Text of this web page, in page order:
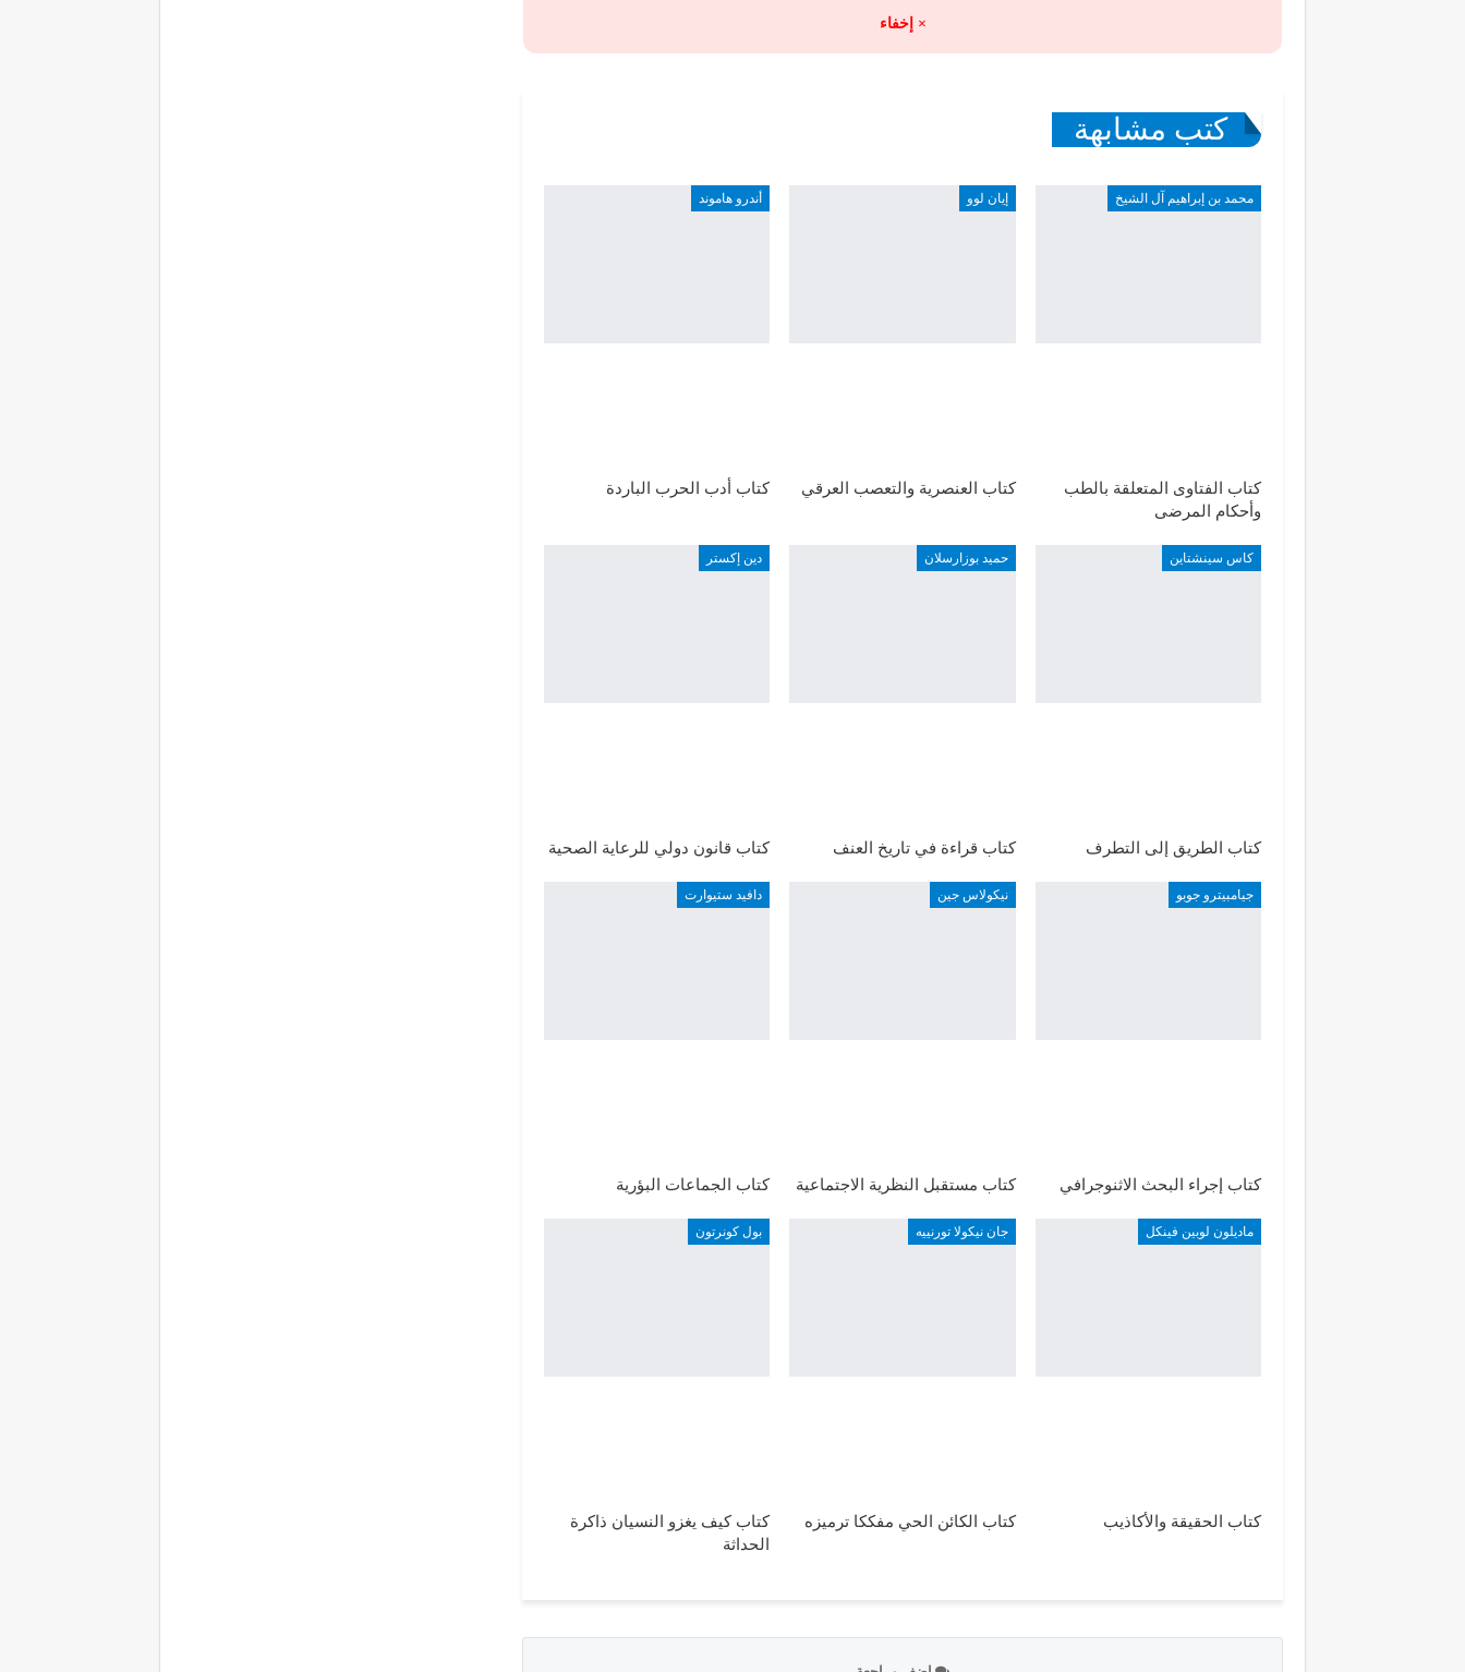
× إخفاء
كتب مشابهة
محمد بن إبراهيم آل الشيخ
كتاب الفتاوى المتعلقة بالطب
وأحكام المرضى
إيان لوو
كتاب العنصرية والتعصب العرقي
أندرو هاموند
كتاب أدب الحرب الباردة
كاس سينشتاين
كتاب الطريق إلى التطرف
حميد بوزارسلان
كتاب قراءة في تاريخ العنف
دين إكستر
كتاب قانون دولي للرعاية الصحية
جيامبيترو جوبو
كتاب إجراء البحث الاثنوجرافي
نيكولاس جين
كتاب مستقبل النظرية الاجتماعية
دافيد ستيوارت
كتاب الجماعات البؤرية
ماديلون لوبين فينكل
كتاب الحقيقة والأكاذيب
جان نيكولا تورنييه
كتاب الكائن الحي مفككا ترميزه
بول كونرتون
كتاب كيف يغزو النسيان ذاكرة
الحداثة